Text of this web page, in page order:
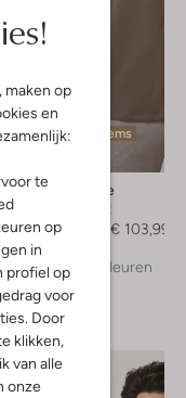
, maken op
en
te
op
in
profiel op
voor
Door
klikken,
van alle
onze
Laatste items
Matinique
Overshirt
€ 129,99
€ 103,99
+ meer kleuren